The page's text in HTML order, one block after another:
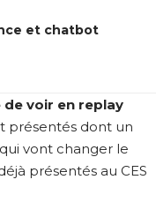
et chatbot
de voir en replay
présentés dont un
vont changer le
présentés au CES